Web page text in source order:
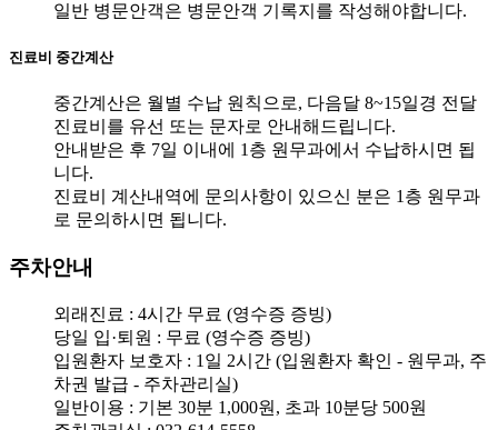
일반 병문안객은 병문안객 기록지를 작성해야합니다.
진료비 중간계산
중간계산은 월별 수납 원칙으로, 다음달 8~15일경 전달
진료비를 유선 또는 문자로 안내해드립니다.
안내받은 후 7일 이내에 1층 원무과에서 수납하시면 됩
니다.
진료비 계산내역에 문의사항이 있으신 분은 1층 원무과
로 문의하시면 됩니다.
주차안내
외래진료 : 4시간 무료 (영수증 증빙)
당일 입·퇴원 : 무료 (영수증 증빙)
입원환자 보호자 : 1일 2시간 (입원환자 확인 - 원무과, 주
차권 발급 - 주차관리실)
일반이용 : 기본 30분 1,000원, 초과 10분당 500원